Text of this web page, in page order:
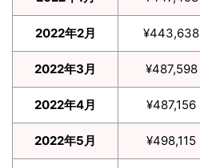
2022年2月 ¥443,638
2022年3月 ¥487,598
2022年4月 ¥487,156
2022年5月 ¥498,115